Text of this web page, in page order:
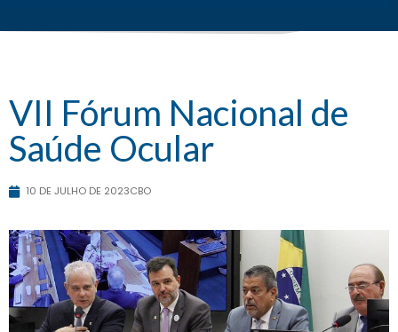
VII Fórum Nacional de
Saúde Ocular
10 DE JULHO DE 2023CBO